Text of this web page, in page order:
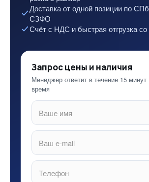
Доставка от одной позиции по
СЗФО
Счёт с НДС и быстрая отгрузка
Запрос цены и наличия
Менеджер ответит в течение 15 минут
время